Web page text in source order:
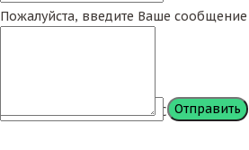
Пожалуйста, введите Ваше сообщение
Сообщение